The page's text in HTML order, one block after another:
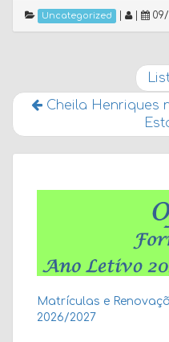
Uncategorized
Cheila Henriques
Matrículas e
2026/2027